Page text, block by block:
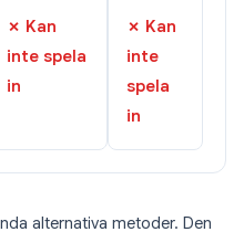
✗ Kan
inte spela
in
✗ Kan
inte
spela
in
alternativa metoder. Den